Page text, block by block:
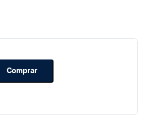
$ 900.000.
$ 479.800.
Comprar